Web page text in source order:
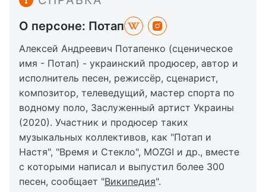
О персоне: Потап
Алексей Андреевич Потапенко (сценическое
имя - Потап) - украинский продюсер, автор и
исполнитель песен, режиссёр, сценарист,
композитор, телеведущий, мастер спорта по
водному поло, Заслуженный артист Украины
(2020). Участник и продюсер таких
музыкальных коллективов, как "Потап и
Настя", "Время и Стекло", MOZGI и др., вместе
с которыми написал и выпустил более 300
песен, сообщает "Википедия".